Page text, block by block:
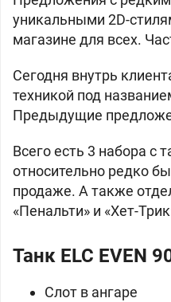
уникальными 2D-
магазине для всех.
Сегодня внутрь
техникой под
Предыдущие
Всего есть 3 набора с
относительно редко
продаже. А также
«Пенальти» и «Хет-
Танк ELC EVEN
Слот в ангаре